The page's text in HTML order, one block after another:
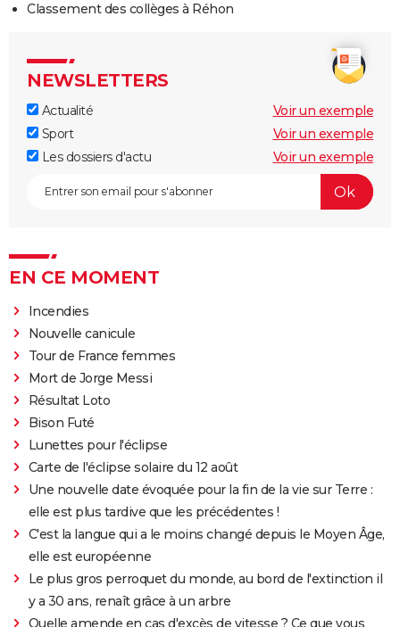
Classement des collèges à Réhon
NEWSLETTERS
Actualité
Voir un exemple
Sport
Voir un exemple
Les dossiers d'actu
Voir un exemple
EN CE MOMENT
Incendies
Nouvelle canicule
Tour de France femmes
Mort de Jorge Messi
Résultat Loto
Bison Futé
Lunettes pour l'éclipse
Carte de l'éclipse solaire du 12 août
Une nouvelle date évoquée pour la fin de la vie sur Terre :
elle est plus tardive que les précédentes !
C'est la langue qui a le moins changé depuis le Moyen Âge,
elle est européenne
Le plus gros perroquet du monde, au bord de l'extinction il
y a 30 ans, renaît grâce à un arbre
Quelle amende en cas d'excès de vitesse ? Ce que vous